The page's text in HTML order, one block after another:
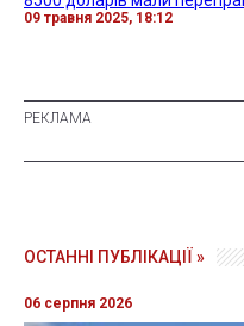
09 травня 2025, 18:12
ОСТАННІ ПУБЛІКАЦІЇ »
06 серпня 2026